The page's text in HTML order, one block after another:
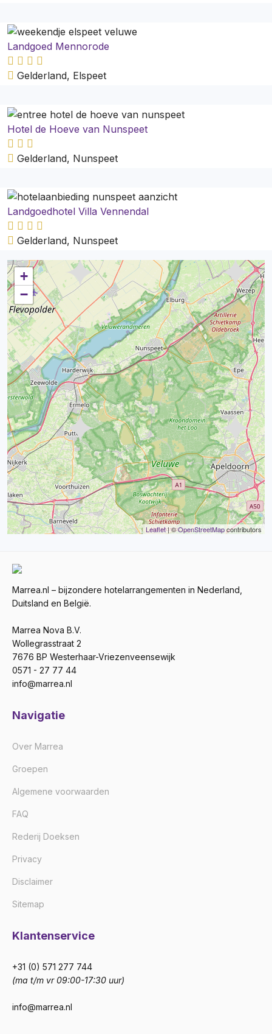
Landgoed Mennorode
Gelderland, Elspeet
Hotel de Hoeve van Nunspeet
Gelderland, Nunspeet
Landgoedhotel Villa Vennendal
Gelderland, Nunspeet
+
−
Leaflet| ©OpenStreetMapcontributors
Marrea.nl – bijzondere hotelarrangementen in Nederland,
Duitsland en België.
Marrea Nova B.V.
Wollegrasstraat 2
7676 BP Westerhaar-Vriezenveensewijk
0571 - 27 77 44
info@marrea.nl
Navigatie
Over Marrea
Groepen
Algemene voorwaarden
FAQ
Rederij Doeksen
Privacy
Disclaimer
Sitemap
Klantenservice
+31 (0) 571 277 744
(ma t/m vr 09:00-17:30 uur)
info@marrea.nl